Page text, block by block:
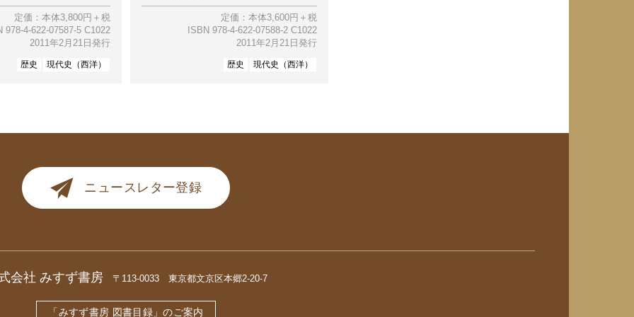
定価：本体3,800円＋税
978-4-622-07587-5 C1022
2011年2月21日発行
歴史 現代史（西洋）
定価：本体3,600円＋税
ISBN 978-4-622-07588-2 C1022
2011年2月21日発行
歴史 現代史（西洋）
ニュースレター登録
会社 みすず書房 〒113-0033 東京都文京区本郷2-20-7
「みすず書房 図書目録」のご案内